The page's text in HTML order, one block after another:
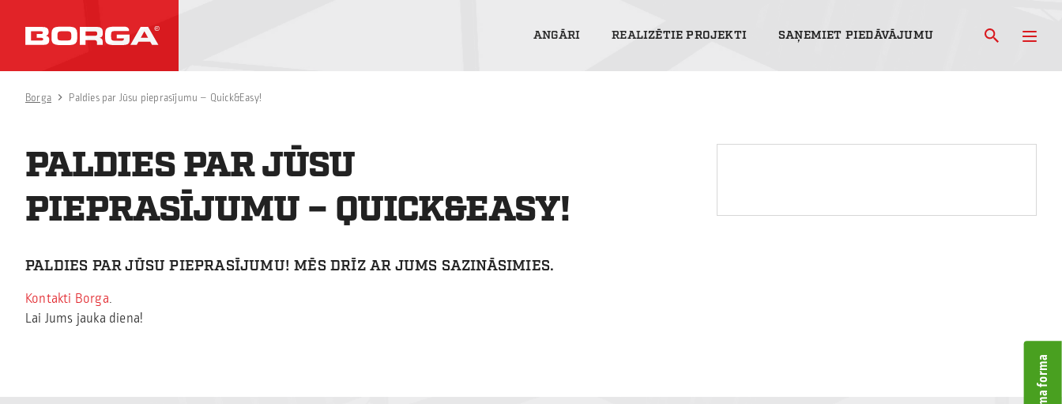
ANGĀRI REALIZĒTIE PROJEKTI SAŅEMIET PIEDĀVĀJUMU
Borga Paldies par Jūsu pieprasījumu – Quick&Easy!
PALDIES PAR JŪSU
PIEPRASĪJUMU – QUICK&EASY!
PALDIES PAR JŪSU PIEPRASĪJUMU! MĒS DRĪZ AR JUMS SAZINĀSIMIES.
Kontakti Borga.
Lai Jums jauka diena!